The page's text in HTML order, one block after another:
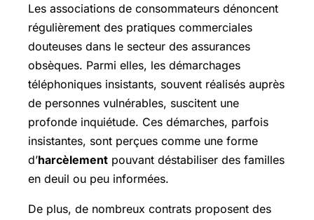
Les associations de consommateurs dénoncent
régulièrement des pratiques commerciales
douteuses dans le secteur des assurances
obsèques. Parmi elles, les démarchages
téléphoniques insistants, souvent réalisés auprès
de personnes vulnérables, suscitent une
profonde inquiétude. Ces démarches, parfois
insistantes, sont perçues comme une forme
d’harcèlement pouvant déstabiliser des familles
en deuil ou peu informées.
De plus, de nombreux contrats proposent des